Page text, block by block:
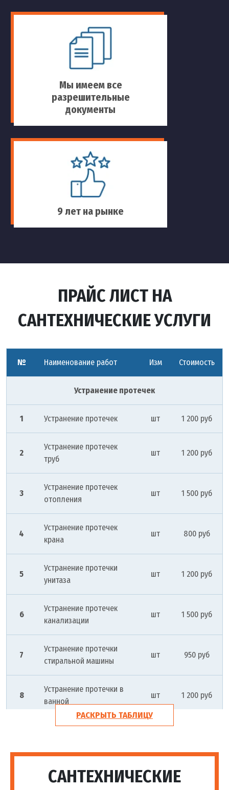
Мы имеем все
разрешительные
документы
9 лет на рынке
ПРАЙС ЛИСТ НА
САНТЕХНИЧЕСКИЕ УСЛУГИ
№ Наименование работ Изм Стоимость
Устранение протечек
1 Устранение протечек шт 1 200 руб
2
Устранение протечек
труб
шт 1 200 руб
3
Устранение протечек
отопления
шт 1 500 руб
4
Устранение протечек
крана
шт 800 руб
5
Устранение протечки
унитаза
шт 1 200 руб
6
Устранение протечек
канализации
шт 1 500 руб
7
Устранение протечки
стиральной машины
шт 950 руб
8
Устранение протечки в
ванной
шт 1 200 руб
Устранение протечек
Устранение засоров
РАСКРЫТЬ ТАБЛИЦУ
САНТЕХНИЧЕСКИЕ